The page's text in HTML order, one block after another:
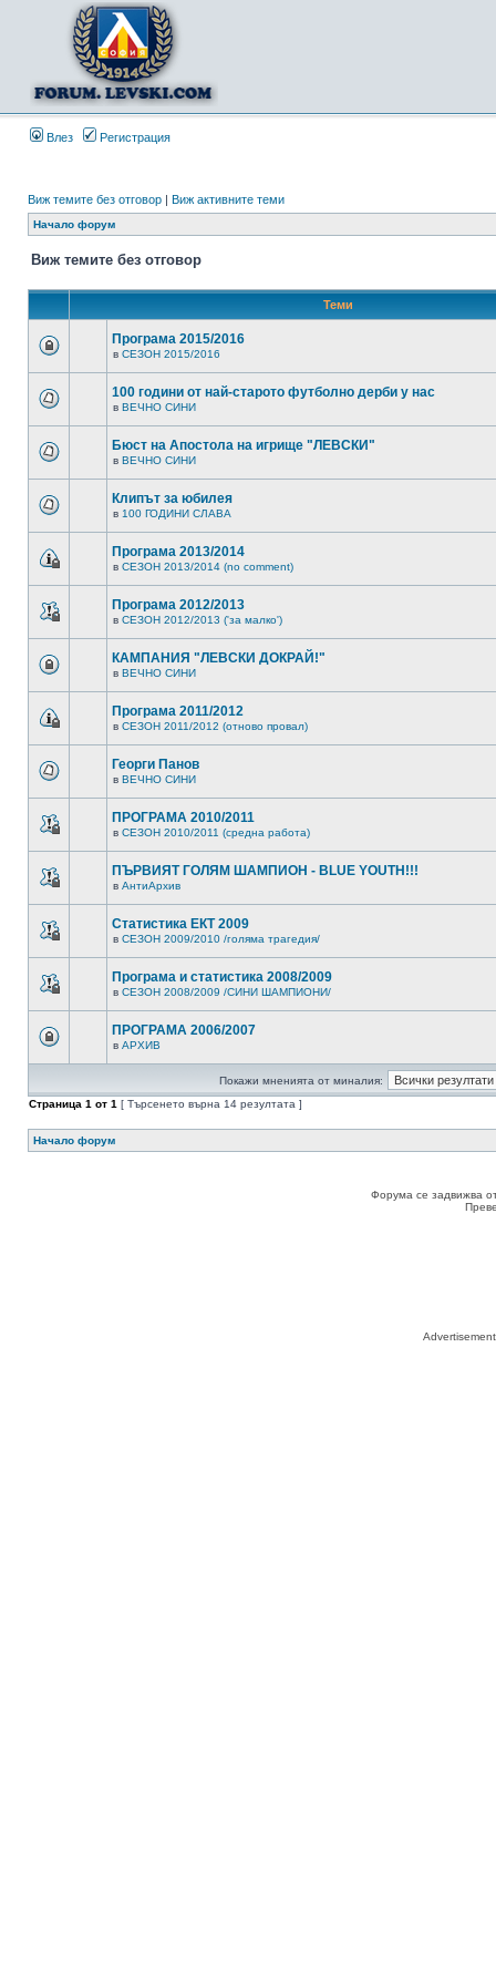
Влез Регистрация
Виж темите без отговор | Виж активните теми
Начало форум
Виж темите без отговор
Теми
Програма 2015/2016
в СЕЗОН 2015/2016
100 години от най-старото футболно дерби у нас
в ВЕЧНО СИНИ
Бюст на Апостола на игрище "ЛЕВСКИ"
в ВЕЧНО СИНИ
Клипът за юбилея
в 100 ГОДИНИ СЛАВА
Програма 2013/2014
в СЕЗОН 2013/2014 (no comment)
Програма 2012/2013
в СЕЗОН 2012/2013 ('за малко')
КАМПАНИЯ "ЛЕВСКИ ДОКРАЙ!"
в ВЕЧНО СИНИ
Програма 2011/2012
в СЕЗОН 2011/2012 (отново провал)
Георги Панов
в ВЕЧНО СИНИ
ПРОГРАМА 2010/2011
в СЕЗОН 2010/2011 (средна работа)
ПЪРВИЯТ ГОЛЯМ ШАМПИОН - BLUE YOUTH!!!
в АнтиАрхив
Статистика ЕКТ 2009
в СЕЗОН 2009/2010 /голяма трагедия/
Програма и статистика 2008/2009
в СЕЗОН 2008/2009 /СИНИ ШАМПИОНИ/
ПРОГРАМА 2006/2007
в АРХИВ
Покажи мненията от миналия:
Страница 1 от 1 [ Търсенето върна 14 резултата ]
Начало форум
Форума се задвижва